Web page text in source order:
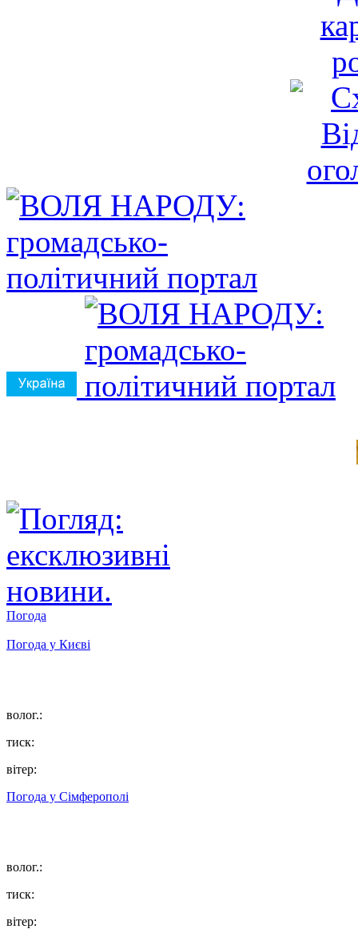
Погода
Погода у Києві
волог.:
тиск:
вітер:
Погода у Сімферополі
волог.:
тиск:
вітер: